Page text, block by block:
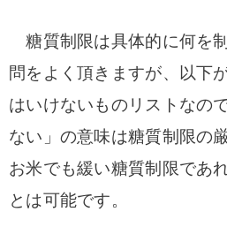
糖質制限は具体的に何を
問をよく頂きますが、
以下
はいけないものリストなの
ない」の意味は糖質制限の
お米でも緩い糖質制限であ
とは可能です。